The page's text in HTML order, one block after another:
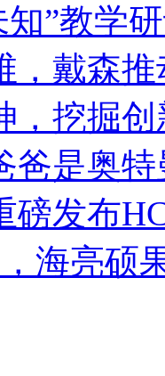
知”教学
，戴森
，挖掘
爸是奥
磅发布
，海亮硕